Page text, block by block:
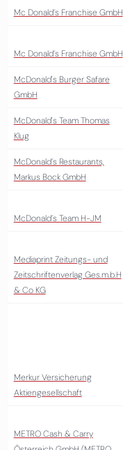
Mc Donald´s Franchise GmbH
Mc Donald´s Franchise GmbH
McDonald's Burger Safare
GmbH
McDonald's Team Thomas
Klug
McDonald´s Restaurants,
Markus Bock GmbH
McDonald´s Team H-JM
Mediaprint Zeitungs- und
Zeitschriftenverlag Ges.m.b.H
& Co KG
Merkur Versicherung
Aktiengesellschaft
METRO Cash & Carry